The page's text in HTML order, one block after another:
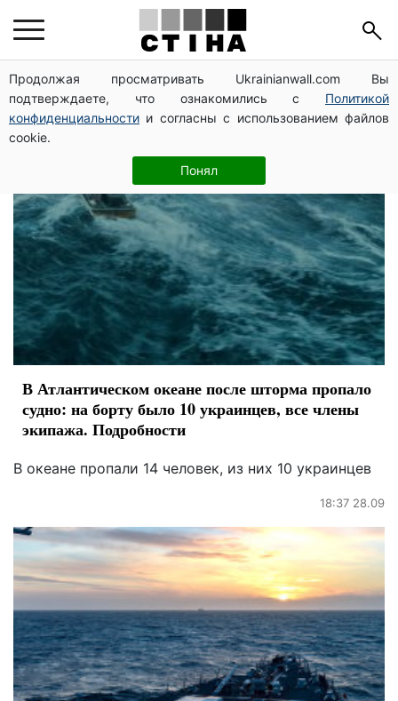
Продолжая просматривать Ukrainianwall.com Вы
подтверждаете, что ознакомились с Политикой
конфиденциальности и согласны с использованием файлов
cookie.
Понял
корабль
В Атлантическом океане после шторма пропало
судно: на борту было 10 украинцев, все члены
экипажа. Подробности
В океане пропали 14 человек, из них 10 украинцев
18:37 28.09